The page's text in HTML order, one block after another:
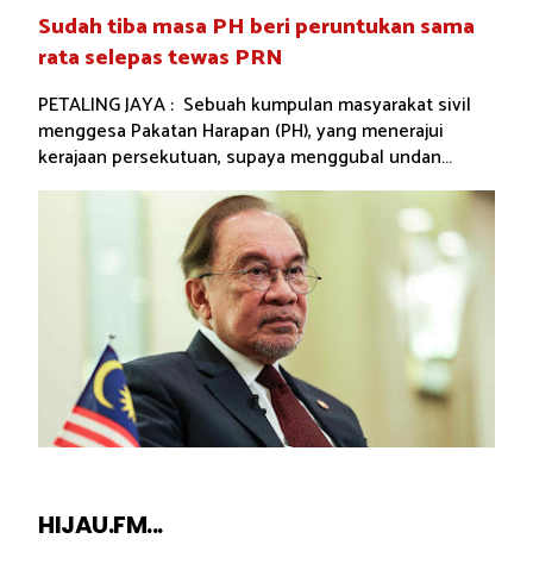
Sudah tiba masa PH beri peruntukan sama
rata selepas tewas PRN
PETALING JAYA : Sebuah kumpulan masyarakat sivil
menggesa Pakatan Harapan (PH), yang menerajui
kerajaan persekutuan, supaya menggubal undan...
HIJAU.FM...